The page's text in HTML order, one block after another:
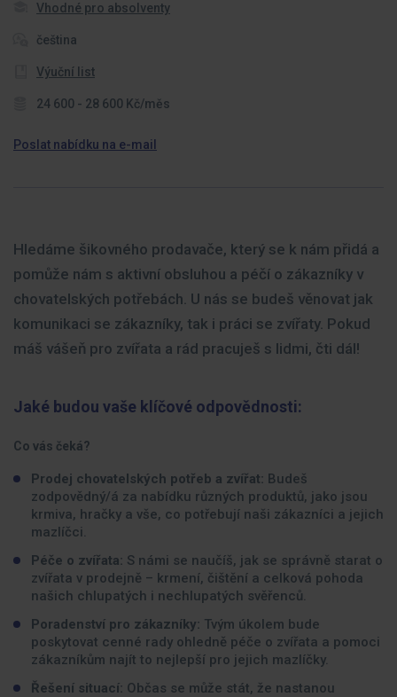
Vhodné pro absolventy
čeština
Výuční list
24 600 - 28 600 Kč/měs
Poslat nabídku na e-mail
Hledáme šikovného prodavače, který se k nám přidá a
pomůže nám s aktivní obsluhou a péčí o zákazníky v
chovatelských potřebách. U nás se budeš věnovat jak
komunikaci se zákazníky, tak i práci se zvířaty. Pokud
máš vášeň pro zvířata a rád pracuješ s lidmi, čti dál!
Jaké budou vaše klíčové odpovědnosti:
Co vás čeká?
Prodej chovatelských potřeb a zvířat: Budeš
zodpovědný/á za nabídku různých produktů, jako jsou
krmiva, hračky a vše, co potřebují naši zákazníci a jejich
mazlíčci.
Péče o zvířata: S námi se naučíš, jak se správně starat o
zvířata v prodejně – krmení, čištění a celková pohoda
našich chlupatých i nechlupatých svěřenců.
Poradenství pro zákazníky: Tvým úkolem bude
poskytovat cenné rady ohledně péče o zvířata a pomoci
zákazníkům najít to nejlepší pro jejich mazlíčky.
Řešení situací: Občas se může stát, že nastanou